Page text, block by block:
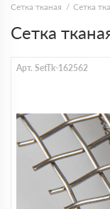
Сетка тканая
Сетка
Сетка
Арт. SetTk-162562